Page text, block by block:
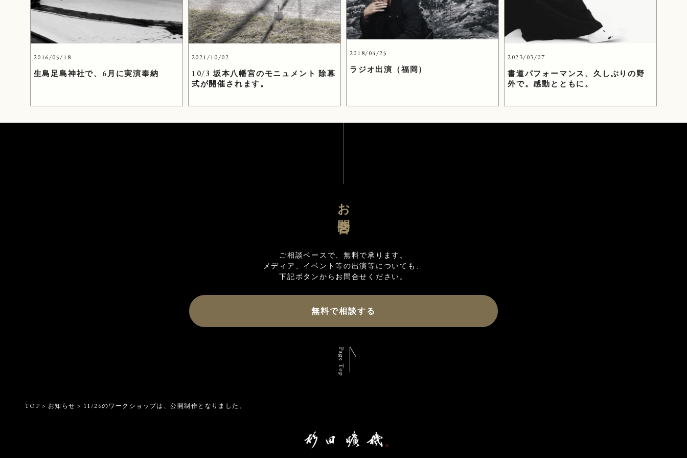
2016/05/18
生島足島神社で、6月に実演奉納
2021/10/02
10/3 坂本八幡宮のモニュメント 除幕
式が開催されます。
2018/04/25
ラジオ出演（福岡）
2023/03/07
書道パフォーマンス、久しぶりの野
外で。感動とともに。
お問合せ
ご相談ベースで、無料で承ります。
メディア、イベント等の出演等についても、
無料で相談する
Page Top
TOP > お知らせ > 11/26のワークショップは、公開制作となりました。